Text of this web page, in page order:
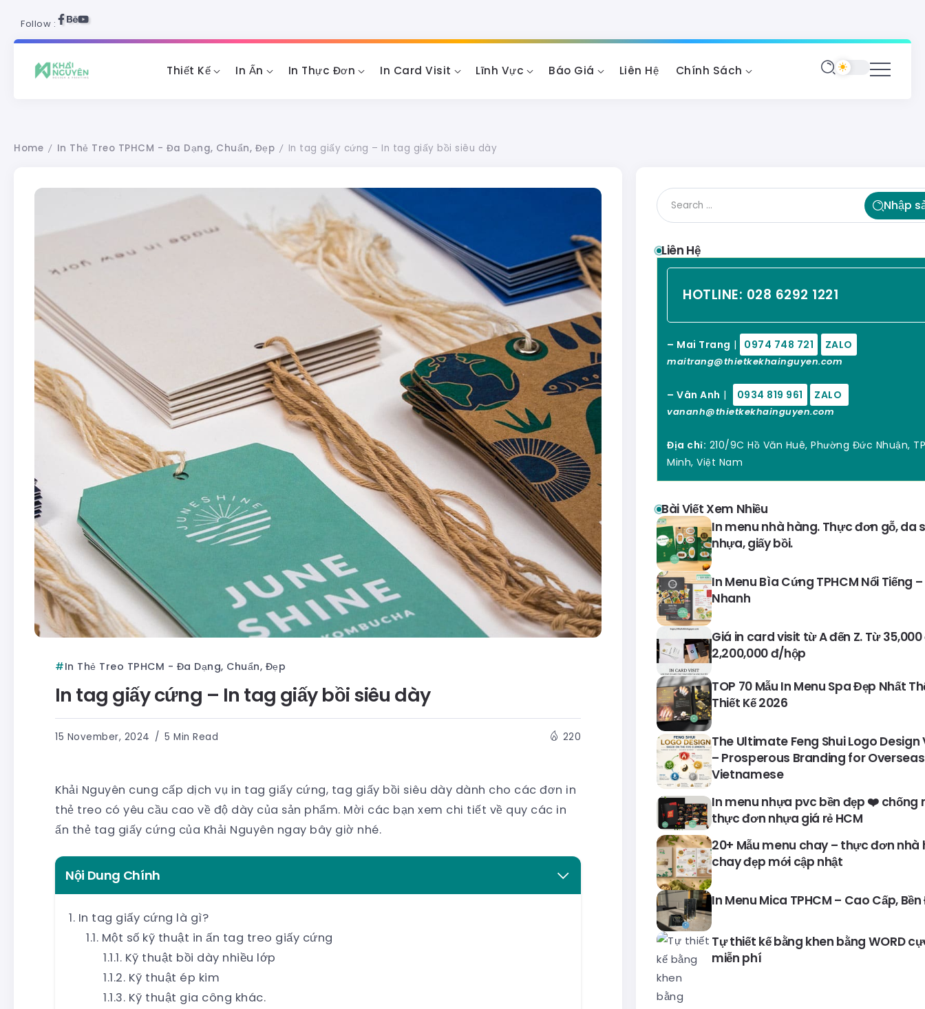
Follow :
Thiết Kế In Ấn In Thực Đơn In Card Visit Lĩnh Vực Báo Giá Liên Hệ Chính Sách
Home / In Thẻ Treo TPHCM - Đa Dạng, Chuẩn, Đẹp / In tag giấy cứng – In tag giấy bồi siêu dày
In Thẻ Treo TPHCM - Đa Dạng, Chuẩn, Đẹp
In tag giấy cứng – In tag giấy bồi siêu dày
15 November, 2024 5 Min Read 220
Khải Nguyên cung cấp dịch vụ in tag giấy cứng, tag giấy bồi siêu dày dành cho các đơn in
thẻ treo có yêu cầu cao về độ dày của sản phẩm. Mời các bạn xem chi tiết về quy các in
ấn thẻ tag giấy cứng của Khải Nguyên ngay bây giờ nhé.
Nội Dung Chính
In tag giấy cứng là gì?
Một số kỹ thuật in ấn tag treo giấy cứng
Kỹ thuật bồi dày nhiều lớp
Kỹ thuật ép kim
Kỹ thuật gia công khác.
Nhập
Liên Hệ
HOTLINE: 028 6292 1221
– Mai Trang | 0974 748 721 ZALO
maitrang@thietkekhainguyen.com
– Vân Anh | 0934 819 961 ZALO
vananh@thietkekhainguyen.com
Địa chỉ: 210/9C Hồ Văn Huê, Phường Đức Nhuận,
Minh, Việt Nam
Bài Viết Xem Nhiều
In menu nhà hàng. Thực đơn gỗ, da
nhựa, giấy bồi.
In Menu Bìa Cứng TPHCM Nổi Tiếng
Nhanh
Giá in card visit từ A đến Z. Từ
2,200,000 đ/hộp
TOP 70 Mẫu In Menu Spa Đẹp Nhất
Thiết Kế 2026
The Ultimate Feng Shui Logo
– Prosperous Branding for Overseas
Vietnamese
In menu nhựa pvc bền đẹp ❤️
thực đơn nhựa giá rẻ HCM
20+ Mẫu menu chay – thực đơn nhà
chay đẹp mới cập nhật
In Menu Mica TPHCM – Cao Cấp,
Tự thiết kế bằng khen bằng WORD
miễn phí